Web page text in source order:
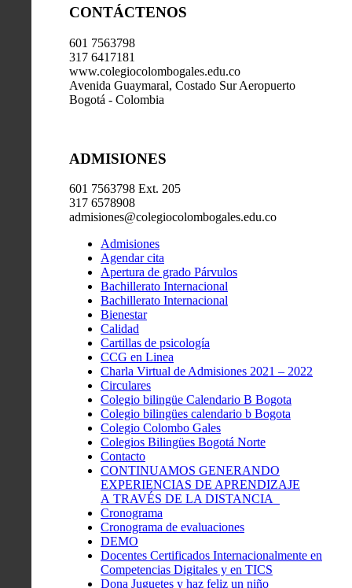
CONTÁCTENOS
601 7563798
317 6417181
www.colegiocolombogales.edu.co
Avenida Guaymaral, Costado Sur Aeropuerto
Bogotá - Colombia
ADMISIONES
601 7563798 Ext. 205
317 6578908
admisiones@colegiocolombogales.edu.co
Admisiones
Agendar cita
Apertura de grado Párvulos
Bachillerato Internacional
Bachillerato Internacional
Bienestar
Calidad
Cartillas de psicología
CCG en Linea
Charla Virtual de Admisiones 2021 – 2022
Circulares
Colegio bilingüe Calendario B Bogota
Colegio bilingües calendario b Bogota
Colegio Colombo Gales
Colegios Bilingües Bogotá Norte
Contacto
CONTINUAMOS GENERANDO
EXPERIENCIAS DE APRENDIZAJE
A TRAVÉS DE LA DISTANCIA
Cronograma
Cronograma de evaluaciones
DEMO
Docentes Certificados Internacionalmente en
Competencias Digitales y en TICS
Dona Juguetes y haz feliz un niño